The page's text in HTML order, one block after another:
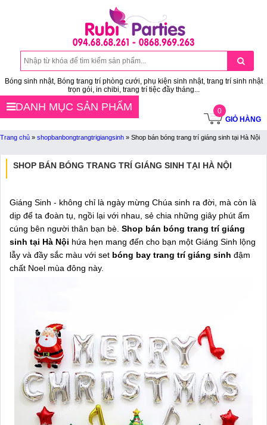
Bóng sinh nhật, Bóng trang trí phòng cưới, phụ kiện sinh nhật, trang trí sinh nhật
trọn gói, in chibi, trang trí tiệc đầy tháng...
0
GIỎ HÀNG
DANH MỤC SẢN PHẨM
Trang chủ » shopbanbongtrangtrigiangsinh » Shop bán bóng trang trí giáng sinh tại Hà Nội
SHOP BÁN BÓNG TRANG TRÍ GIÁNG SINH TẠI HÀ NỘI
Giáng Sinh - không chỉ là ngày mừng Chúa sinh ra đời, mà còn là
dịp để ta đoàn tụ, ngồi lại với nhau, sẻ chia những giây phút ấm
cúng bên người thân bạn bè. Shop bán bóng trang trí giáng
sinh tại Hà Nội hứa hẹn mang đến cho bạn một Giáng Sinh lộng
lẫy và đầy sắc màu với set bóng bay trang trí giáng sinh đậm
chất Noel mùa đông này.